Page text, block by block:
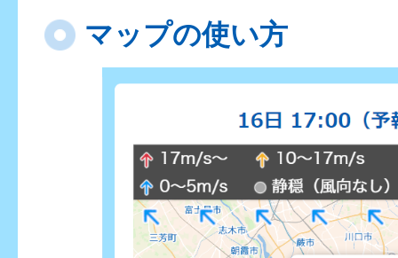
マップの使い方